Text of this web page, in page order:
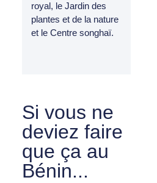
royal, le Jardin des
plantes et de la nature
et le Centre songhaï.
Si vous ne
deviez faire
que ça au
Bénin...